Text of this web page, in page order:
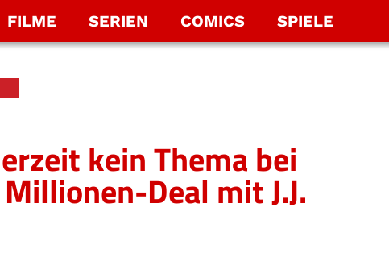
FILME SERIEN COMICS SPIELE
kein Thema bei
Deal mit J.J.